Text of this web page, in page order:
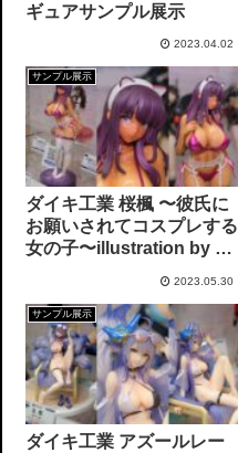
ギュアサンプル展示
2023.04.02
サンプル展示
ダイキ工業 桜楓 〜彼氏に
お願いされてコスプレする
女の子〜illustration by 桜
ィギュアサンプル展示
2023.05.30
サンプル展示
ダイキ工業 アズールレー